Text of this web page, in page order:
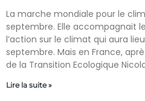
La marche mondiale pour le
septembre. Elle accompagnait
l’action sur le climat qui aura
septembre. Mais en France,
de la Transition Ecologique
Lire la suite »